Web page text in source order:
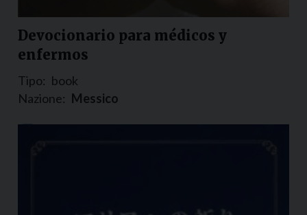
Devocionario para médicos y
enfermos
Tipo: book
Nazione: Messico